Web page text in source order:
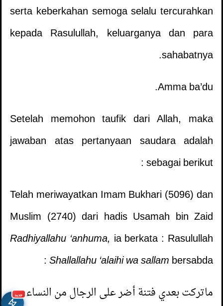
جديد
serta keberkahan semoga selalu tercurahkan
kepada Rasulullah, keluarganya dan para
sahabatnya.
Amma ba’du.
Setelah memohon taufik dari Allah, maka
jawaban atas pertanyaan saudara adalah
sebagai berikut :
Telah meriwayatkan Imam Bukhari (5096) dan
Muslim (2740) dari hadis Usamah bin Zaid
Radhiyallahu ‘anhuma, ia berkata : Rasulullah
Shallallahu ‘alaihi wa sallambersabda :
ماتركت بعدي فتنة أضر على الرجال من النساء.